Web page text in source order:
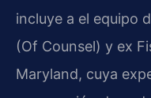
incluye a el equipo
(Of Counsel) y ex
Maryland, cuya